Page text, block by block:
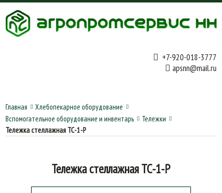
+7-920-018-3777
apsnn@mail.ru
Главная
Хлебопекарное оборудование
Вспомогательное оборудование и инвентарь
Тележки
Тележка стеллажная ТС-1-Р
Тележка стеллажная ТС-1-Р